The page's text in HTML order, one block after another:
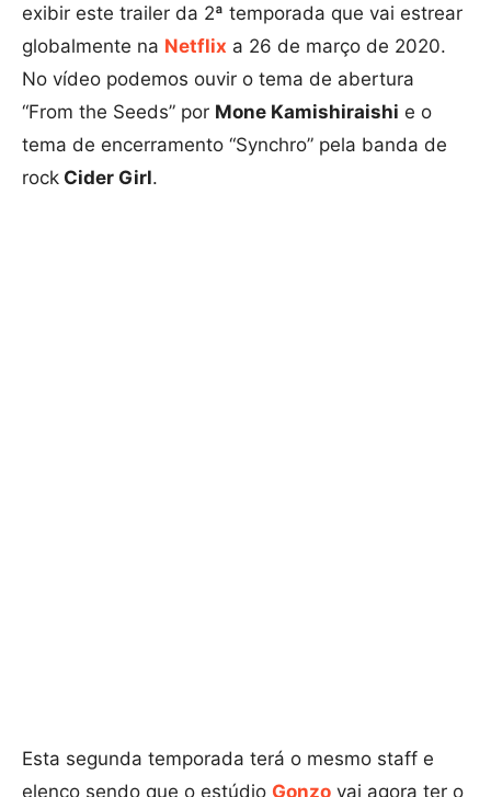
exibir este trailer da 2ª temporada que vai estrear
globalmente na Netflix a 26 de março de 2020.
No vídeo podemos ouvir o tema de abertura
“From the Seeds” por Mone Kamishiraishi e o
tema de encerramento “Synchro” pela banda de
rock Cider Girl.
Esta segunda temporada terá o mesmo staff e
elenco sendo que o estúdio Gonzo vai agora ter o